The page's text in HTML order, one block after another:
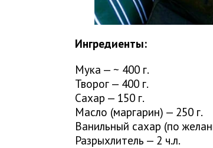
Ингредиенты:
Мука — ~ 400 г.
Творог — 400 г.
Сахар — 150 г.
Масло (маргарин) — 250 г.
Ванильный сахар (по
Разрыхлитель — 2 ч.л.